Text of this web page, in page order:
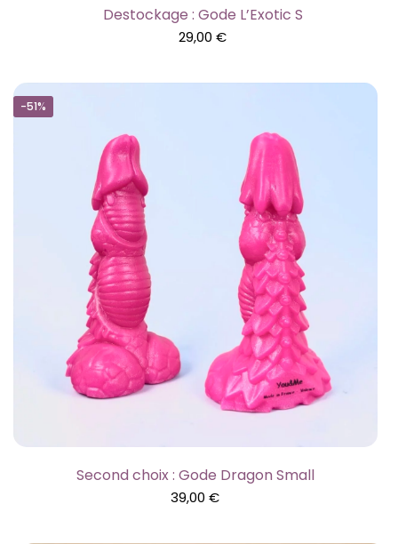
Destockage : Gode L’Exotic S
29,00€
-51%
Second choix : Gode Dragon Small
39,00€